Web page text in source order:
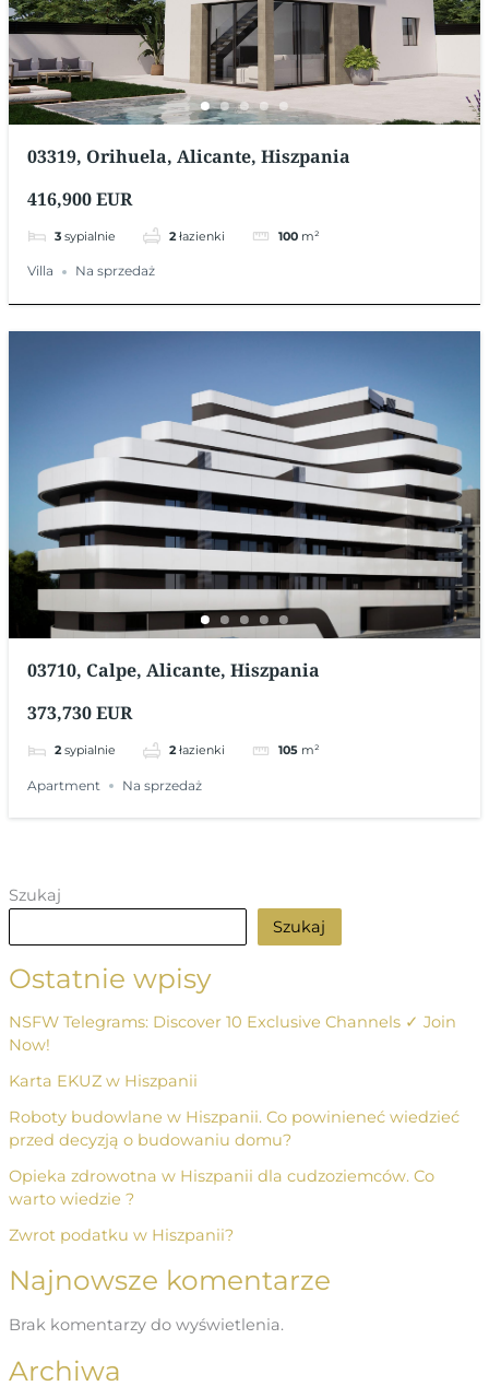
03319, Orihuela, Alicante, Hiszpania
416,900 EUR
3 sypialnie 2 łazienki 100 m²
Villa Na sprzedaż
03710, Calpe, Alicante, Hiszpania
373,730 EUR
2 sypialnie 2 łazienki 105 m²
Apartment Na sprzedaż
Szukaj
Szukaj
Ostatnie wpisy
NSFW Telegrams: Discover 10 Exclusive Channels ✓ Join
Now!
Karta EKUZ w Hiszpanii
Roboty budowlane w Hiszpanii. Co powinieneć wiedzieć
przed decyzją o budowaniu domu?
Opieka zdrowotna w Hiszpanii dla cudzoziemców. Co
warto wiedzie ?
Zwrot podatku w Hiszpanii?
Najnowsze komentarze
Brak komentarzy do wyświetlenia.
Archiwa